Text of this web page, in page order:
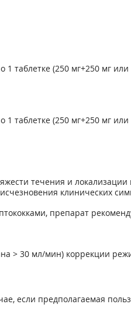
таблетке (250 мг+250 мг
таблетке (250 мг+250 мг или
течения и
клинических
препарат
> 30 мл/мин) коррекции
если предполагаемая